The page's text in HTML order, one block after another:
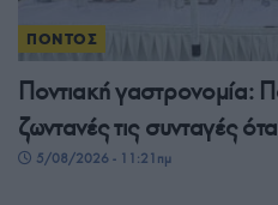
ΠΟΝΤΟΣ
Ποντιακή γαστρονομία:
ζωντανές τις συνταγές
5/08/2026 - 11:21πμ